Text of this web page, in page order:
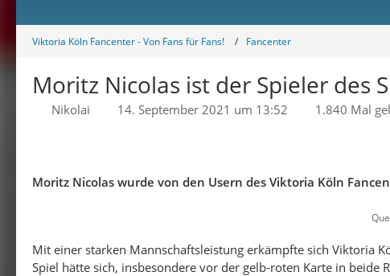
Viktoria Köln Fancenter - Von Fans für Fans! Fancenter
Moritz Nicolas ist der Spieler des
Nikolai 14. September 2021 um 13:52 1.840 Mal
Moritz Nicolas wurde von den Usern des Viktoria Köln
Mit einer starken Mannschaftsleistung erkämpfte sich Viktoria
Spiel hätte sich, insbesondere vor der gelb-roten Karte in beide